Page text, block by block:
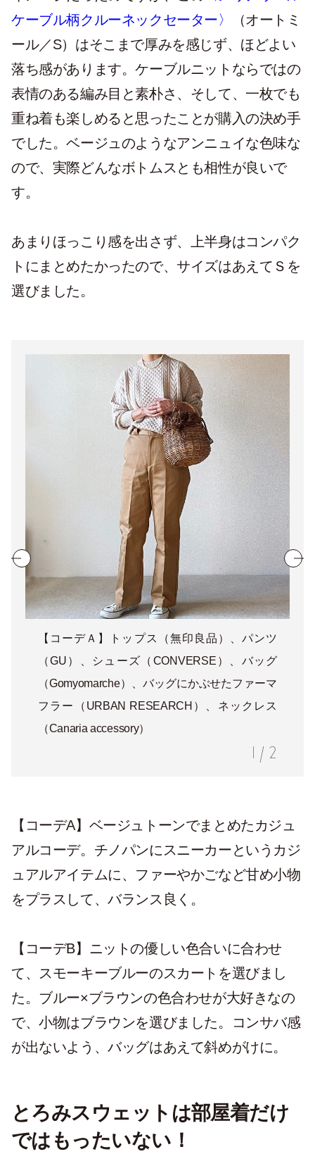
ケーブル柄クルーネックセーター〉
（オートミ
ール／S）はそこまで厚みを感じず、ほどよい
落ち感があります。ケーブルニットならではの
表情のある編み目と素朴さ、そして、一枚でも
重ね着も楽しめると思ったことが購入の決め手
でした。ベージュのようなアンニュイな色味な
ので、実際どんなボトムスとも相性が良いで
す。
あまりほっこり感を出さず、上半身はコンパク
トにまとめたかったので、サイズはあえてＳを
選びました。
【コーデＡ】トップス（無印良品）、パンツ
（GU）、シューズ（CONVERSE）、バッグ
（Gomyomarche）、バッグにかぶせたファーマ
フラー（URBAN RESEARCH）、ネックレス
（Canaria accessory）
1 / 2
【コーデA】ベージュトーンでまとめたカジュ
アルコーデ。チノパンにスニーカーというカジ
ュアルアイテムに、ファーやかごなど甘め小物
をプラスして、バランス良く。
【コーデB】ニットの優しい色合いに合わせ
て、スモーキーブルーのスカートを選びまし
た。ブルー×ブラウンの色合わせが大好きなの
で、小物はブラウンを選びました。コンサバ感
が出ないよう、バッグはあえて斜めがけに。
とろみスウェットは部屋着だけ
ではもったいない！